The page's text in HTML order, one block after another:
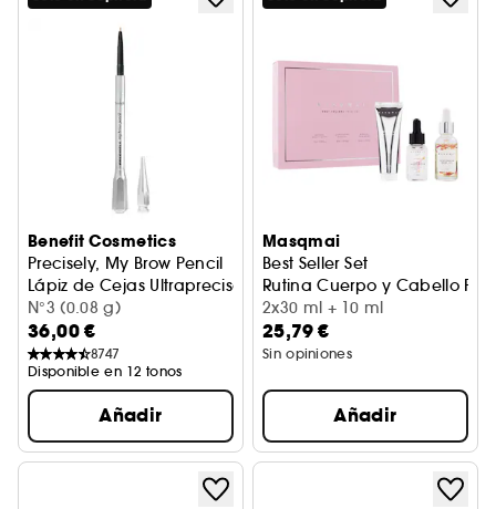
Benefit Cosmetics
Precisely, My Brow Pencil
Lápiz de Cejas Ultrapreciso
N°3 (0.08 g)
36,00 €
8747
Disponible en 12 tonos
Añadir
Masqmai
Best Seller Set
Rutina Cuerpo y Cabello
2x30 ml + 10 ml
25,79 €
Sin opiniones
Añadir